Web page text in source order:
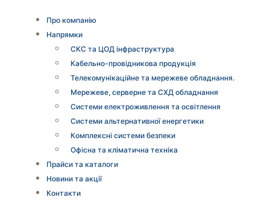
Про компанію
Напрямки
СКС та ЦОД інфраструктура
Кабельно-провідникова продукція
Телекомунікаційне та мережеве обладнання.
Мережеве, серверне та СХД обладнання
Системи електроживлення та освітлення
Системи альтернативної енергетики
Комплексні системи безпеки
Офісна та кліматична техніка
Прайси та каталоги
Новини та акції
Контакти